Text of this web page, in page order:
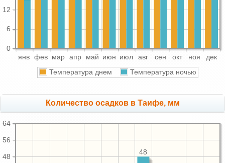
янв фев мар апр май июн июл авг сен окт ноя дек
0
6
12
Температура днем Температура ночью
Количество осадков в Таифе, мм
48
56
64
48